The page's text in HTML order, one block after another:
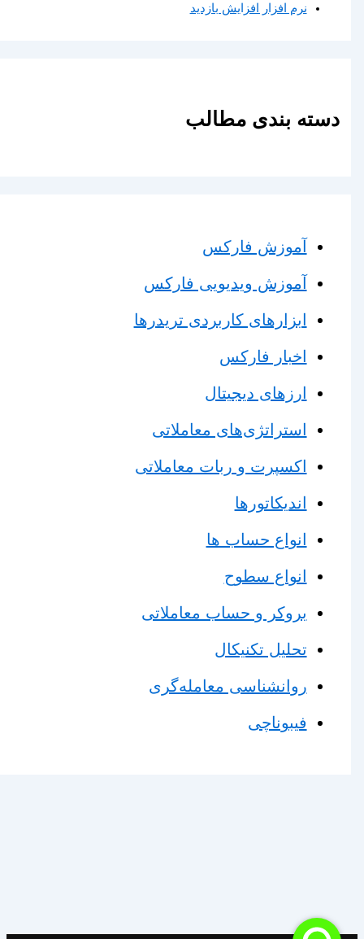
نرم افزار افزایش بازدید
دسته بندی مطالب
آموزش فارکس
آموزش ویدیویی فارکس
ابزارهای کاربردی تریدرها
اخبار فارکس
ارزهای دیجیتال
استراتژی‌های معاملاتی
اکسپرت و ربات معاملاتی
اندیکاتورها
انواع حساب ها
انواع سطوح
بروکر و حساب معاملاتی
تحلیل تکنیکال
روانشناسی معامله‌گری
فیبوناچی